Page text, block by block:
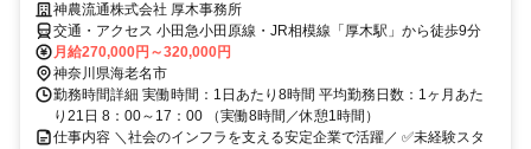
神農流通株式会社 厚木事務所
交通・アクセス 小田急小田原線・JR相模線「厚木駅」から徒歩9分
月給270,000円～320,000円
神奈川県海老名市
勤務時間詳細 実働時間：1日あたり8時間 平均勤務日数：1ヶ月あた
り21日 8：00～17：00 （実働8時間／休憩1時間）
仕事内容 ＼社会のインフラを支える安定企業で活躍／ ✅未経験スタ